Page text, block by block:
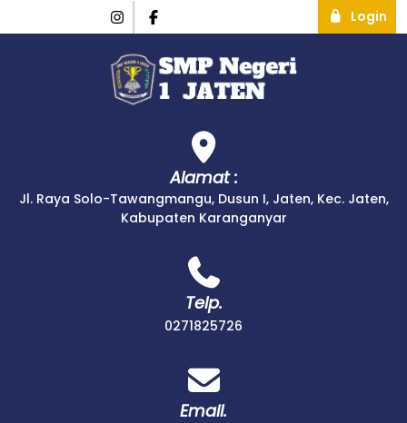
Login
Alamat :
Jl. Raya Solo-Tawangmangu, Dusun I, Jaten, Kec. Jaten,
Kabupaten Karanganyar
Telp.
0271825726
Email.